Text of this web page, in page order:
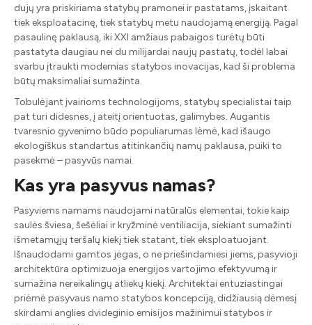
dujų yra priskiriama statybų pramonei ir pastatams, įskaitant
tiek eksploatacinę, tiek statybų metu naudojamą energiją. Pagal
pasaulinę paklausą, iki XXI amžiaus pabaigos turėtų būti
pastatyta daugiau nei du milijardai naujų pastatų, todėl labai
svarbu įtraukti modernias statybos inovacijas, kad ši problema
būtų maksimaliai sumažinta.
Tobulėjant įvairioms technologijoms, statybų specialistai taip
pat turi didesnes, į ateitį orientuotas, galimybes. Augantis
tvaresnio gyvenimo būdo populiarumas lėmė, kad išaugo
ekologiškus standartus atitinkančių namų paklausa, puiki to
pasekmė – pasyvūs namai.
Kas yra pasyvus namas?
Pasyviems namams naudojami natūralūs elementai, tokie kaip
saulės šviesa, šešėliai ir kryžminė ventiliacija, siekiant sumažinti
išmetamųjų teršalų kiekį tiek statant, tiek eksploatuojant.
Išnaudodami gamtos jėgas, o ne priešindamiesi jiems, pasyvioji
architektūra optimizuoja energijos vartojimo efektyvumą ir
sumažina nereikalingų atliekų kiekį. Architektai entuziastingai
priėmė pasyvaus namo statybos koncepciją, didžiausią dėmesį
skirdami anglies dvideginio emisijos mažinimui statybos ir